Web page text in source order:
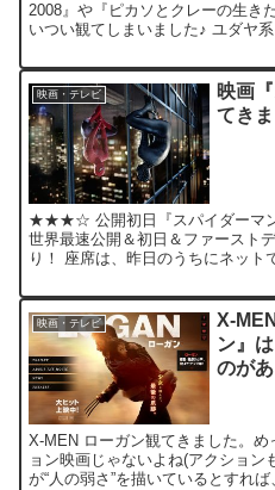
2008』や『ピカソとクレーの生き
いつい観てしまいました♪ ユダヤ
映画・テレビ
映画
てき
★★★☆ 公開初日『スパイダーマン
世界最速公開＆初日＆ファースト
り！ 座席は、昨日のうちにネット
映画・テレビ
X-
ン』
のが
X-MEN ローガン観てきました。
ョン映画じゃないよね(アクション
が“人の弱さ”を描いているとすれ